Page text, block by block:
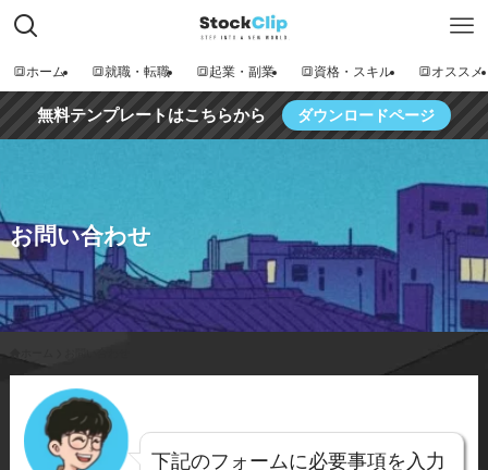
🔳ホーム 🔳就職・転職 🔳起業・副業 🔳資格・スキル 🔳オススメ
無料テンプレートはこちらから ダウンロードページ
お問い合わせ
下記のフォームに必要事項を入力